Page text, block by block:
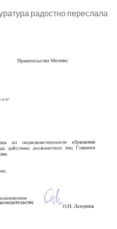
радостно переслала